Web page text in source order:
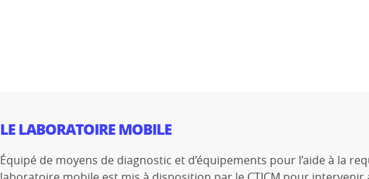
LE LABORATOIRE MOBILE
Équipé de moyens de diagnostic et d’équipements pour l’aide à la